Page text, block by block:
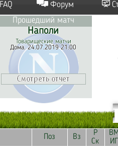
FAQ Форум
Прошедший матч
Наполи
Товарищеские матчи
Дома. 24.07.2019 21:00
Поз Вз
Р
Ск
ИГ